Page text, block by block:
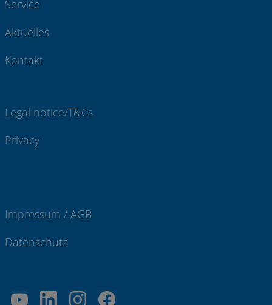
Service
Aktuelles
Kontakt
Legal notice/T&Cs
Privacy
Impressum / AGB
Datenschutz